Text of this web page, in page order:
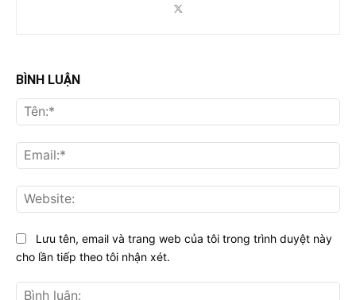
BÌNH LUẬN
Lưu tên, email và trang web của tôi trong trình duyệt này
cho lần tiếp theo tôi nhận xét.